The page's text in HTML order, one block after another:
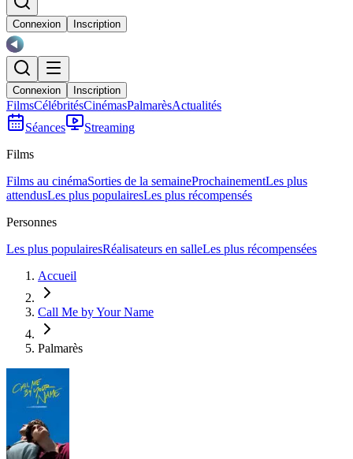
Connexion Inscription
Connexion Inscription
FilmsCélébritésCinémasPalmarèsActualités
Séances
Streaming
Films
Films au cinémaSorties de la semaineProchainementLes plus
attendusLes plus populairesLes plus récompensés
Personnes
Les plus populairesRéalisateurs en salleLes plus récompensées
Accueil
Call Me by Your Name
Palmarès